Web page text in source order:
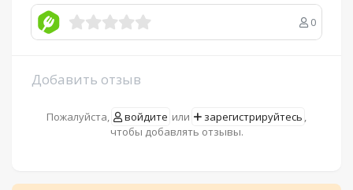
0
Добавить отзыв
Пожалуйста, войдите или зарегистрируйтесь ,
чтобы добавлять отзывы.